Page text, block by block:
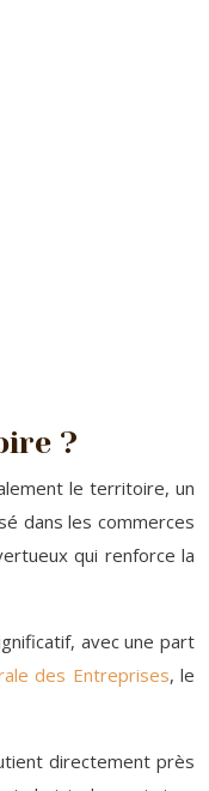
?
le territoire, un
dans les commerces
qui renforce la
avec une part
des Entreprises, le
directement près